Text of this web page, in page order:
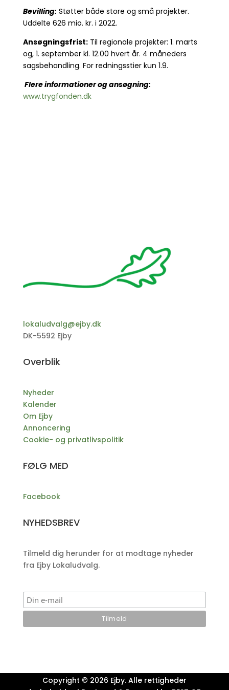
Bevilling: Støtter både store og små projekter.
Uddelte 626 mio. kr. i 2022.
Ansøgningsfrist:Til regionale projekter: 1. marts
og, 1. september kl. 12.00 hvert år. 4 måneders
sagsbehandling. For redningsstier kun 1.9.
Flere informationer og ansøgning:
www.trygfonden.dk
lokaludvalg@ejby.dk
DK-5592 Ejby
Overblik
Nyheder
Kalender
Om Ejby
Annoncering
Cookie- og privatlivspolitik
FØLG MED
Facebook
NYHEDSBREV
Tilmeld dig herunder for at modtage nyheder
fra Ejby Lokaludvalg.
Copyright © 2026 Ejby. Alle rettigheder